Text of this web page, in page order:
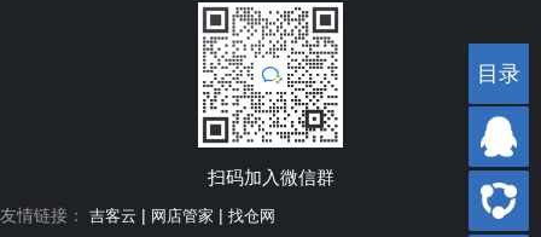
扫码加入微信群
友情链接： 吉客云 | 网店管家 | 找仓网
目录
目录